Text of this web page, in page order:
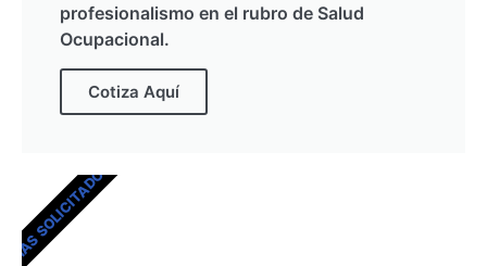
profesionalismo en el rubro de Salud
Ocupacional.
Cotiza Aquí
MÁS SOLICITADOS